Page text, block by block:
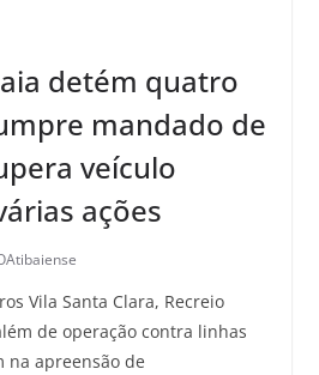
detém quatro
mandado de
veículo
ações
Vila Santa Clara, Recreio
de operação contra linhas
na apreensão de